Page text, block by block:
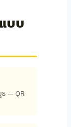
บบ
ธ — QR